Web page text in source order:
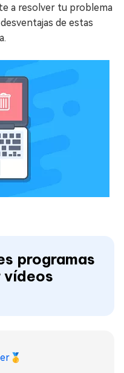
a resolver tu problema
de estas
programas
vídeos